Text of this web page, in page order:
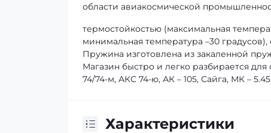
области авиакосмической
термостойкостью (максимальная
минимальная температура –30
Пружина изготовлена из закаленной
Магазин быстро и легко разбирается
74/74-м, АКС 74-ю, АК – 105, Сайга, МК –
Характеристики